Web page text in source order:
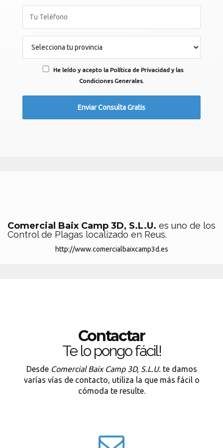
He leído y acepto la Política de Privacidad y las
Condiciones Generales.
Comercial Baix Camp 3D, S.L.U. es uno de los
Control de Plagas localizado en Reus.
http://www.comercialbaixcamp3d.es
Contactar
Te lo pongo fácil!
Desde Comercial Baix Camp 3D, S.L.U.te damos
varías vías de contacto, utiliza la que más fácil o
cómoda te resulte.